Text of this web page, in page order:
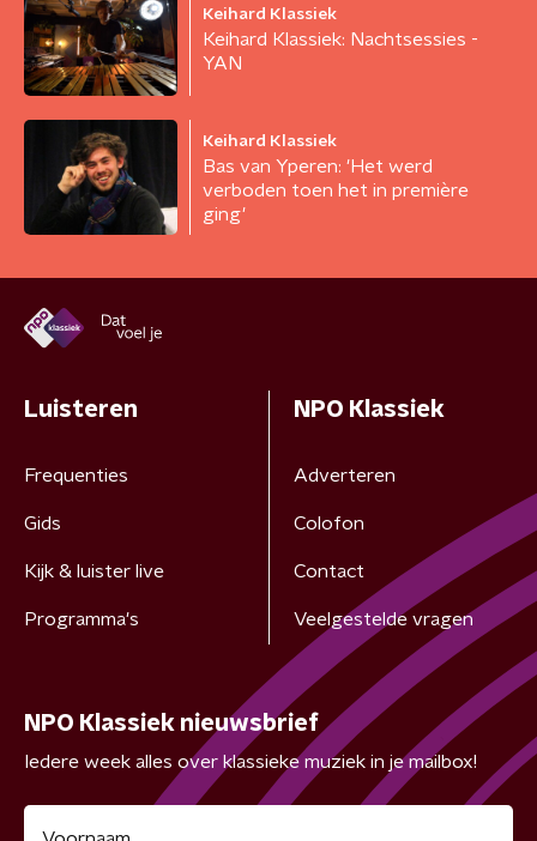
Keihard Klassiek
Keihard Klassiek: Nachtsessies -
YAN
Keihard Klassiek
Bas van Yperen: 'Het werd
verboden toen het in première
ging'
Luisteren
Frequenties
Gids
Kijk & luister live
Programma's
NPO Klassiek
Adverteren
Colofon
Contact
Veelgestelde vragen
NPO Klassiek nieuwsbrief
Iedere week alles over klassieke muziek in je mailbox!